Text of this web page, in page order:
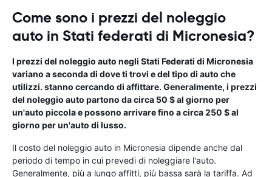
Come sono i prezzi del noleggio
auto in Stati federati di Micronesia?
I prezzi del noleggio auto negli Stati Federati di Micronesia
variano a seconda di dove ti trovi e del tipo di auto che
utilizzi. stanno cercando di affittare. Generalmente, i prezzi
del noleggio auto partono da circa 50 $ al giorno per
un'auto piccola e possono arrivare fino a circa 250 $ al
giorno per un'auto di lusso.
Il costo del noleggio auto in Micronesia dipende anche dal
periodo di tempo in cui prevedi di noleggiare l'auto.
Generalmente, più a lungo affitti, più bassa sarà la tariffa. Ad